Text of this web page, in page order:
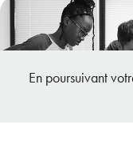
- Série
En poursuivant